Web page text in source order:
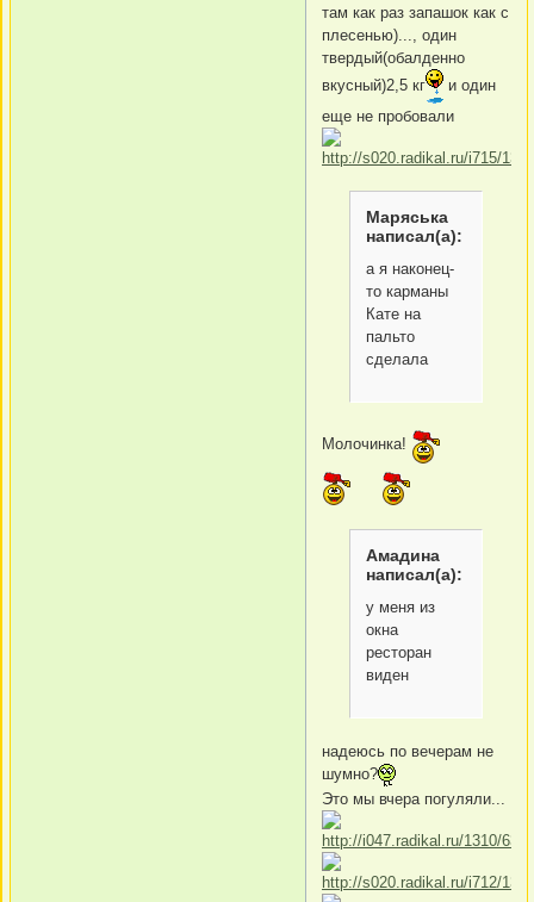
там как раз запашок как с
плесенью)..., один
твердый(обалденно
вкусный)2,5 кг
и один
еще не пробовали
Маряська
написал(а):
а я наконец-
то карманы
Кате на
пальто
сделала
Молочинка!
Амадина
написал(а):
у меня из
окна
ресторан
виден
надеюсь по вечерам не
шумно?
Это мы вчера погуляли...